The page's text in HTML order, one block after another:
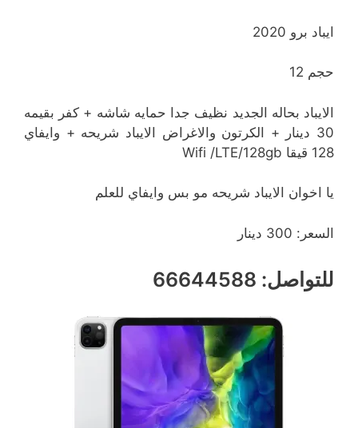
ايباد برو 2020
حجم 12
الايباد بحاله الجديد نظيف جدا حمايه شاشه + كفر بقيمه
30 دينار + الكرتون والاغراض الايباد شريحه + وايفاي
128 قيقا Wifi /LTE/128gb
يا اخوان الايباد شريحه مو بس وايفاي للعلم
السعر: 300 دينار
للتواصل: 66644588